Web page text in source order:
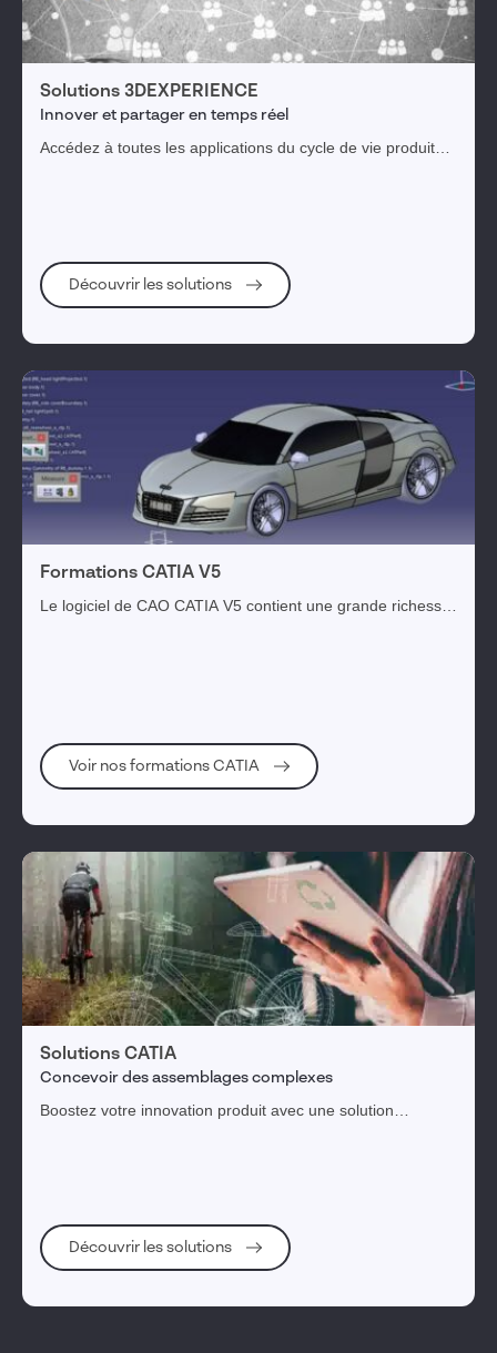
Solutions 3DEXPERIENCE
Innover et partager en temps réel
Accédez à toutes les applications du cycle de vie produit
Découvrir les solutions
Formations CATIA V5
Le logiciel de CAO CATIA V5 contient une grande richesse
Voir nos formations CATIA
Solutions CATIA
Concevoir des assemblages complexes
Boostez votre innovation produit avec une solution
Découvrir les solutions